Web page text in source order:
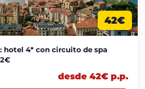
42€
hotel 4* con circuito de spa
desde 42€ p.p.